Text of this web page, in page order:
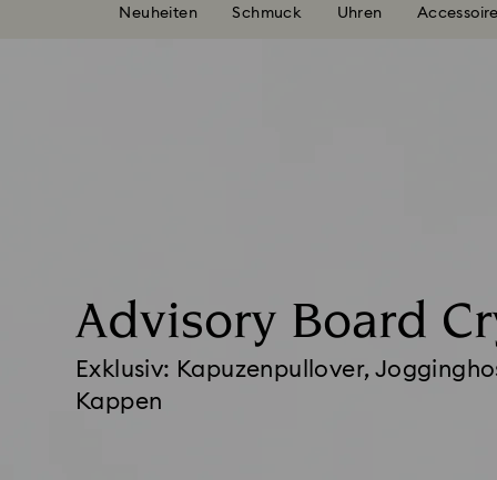
Neuheiten Schmuck Uhren
Advisory Board
Exklusiv: Kapuzenpullover,
Kappen